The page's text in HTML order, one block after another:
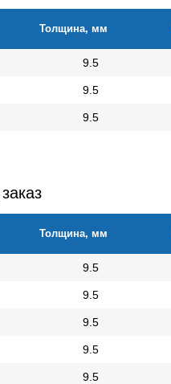
Толщина, мм
9.5
9.5
9.5
Толщина, мм
9.5
9.5
9.5
9.5
9.5